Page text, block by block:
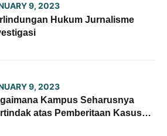
9, 2023
Hukum Jurnalisme
9, 2023
Kampus Seharusnya
atas Pemberitaan Kasus